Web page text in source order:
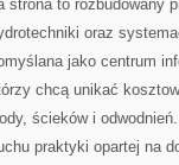
strona to rozbudowany
oraz
jako centrum
chcą unikać
ścieków i
praktyki opartej na